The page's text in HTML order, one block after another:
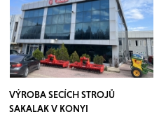
VÝROBA SECÍCH STROJŮ
SAKALAK V KONYI